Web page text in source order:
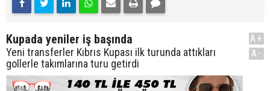
Kupada yeniler iş başında
Yeni transferler Kıbrıs Kupası ilk turunda attıkları
gollerle takımlarına turu getirdi
A+
A-